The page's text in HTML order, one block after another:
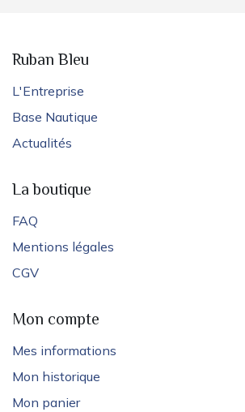
Ruban Bleu
L'Entreprise
Base Nautique
Actualités
La boutique
FAQ
Mentions légales
CGV
Mon compte
Mes informations
Mon historique
Mon panier